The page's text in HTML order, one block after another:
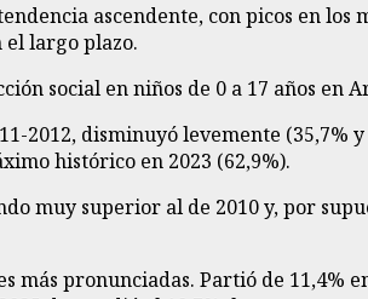
ascendente, con picos en los
largo plazo.
2012, disminuyó levemente
histórico en 2023 (62,9%).
muy superior al de 2010 y, por
pronunciadas. Partió de 11,4%